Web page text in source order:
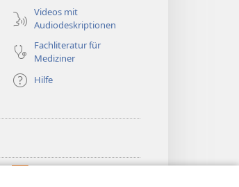
Videos mit
Audiodeskriptionen
Fachliteratur für
Mediziner
Hilfe